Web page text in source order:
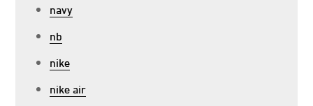
navy
nb
nike
nike air